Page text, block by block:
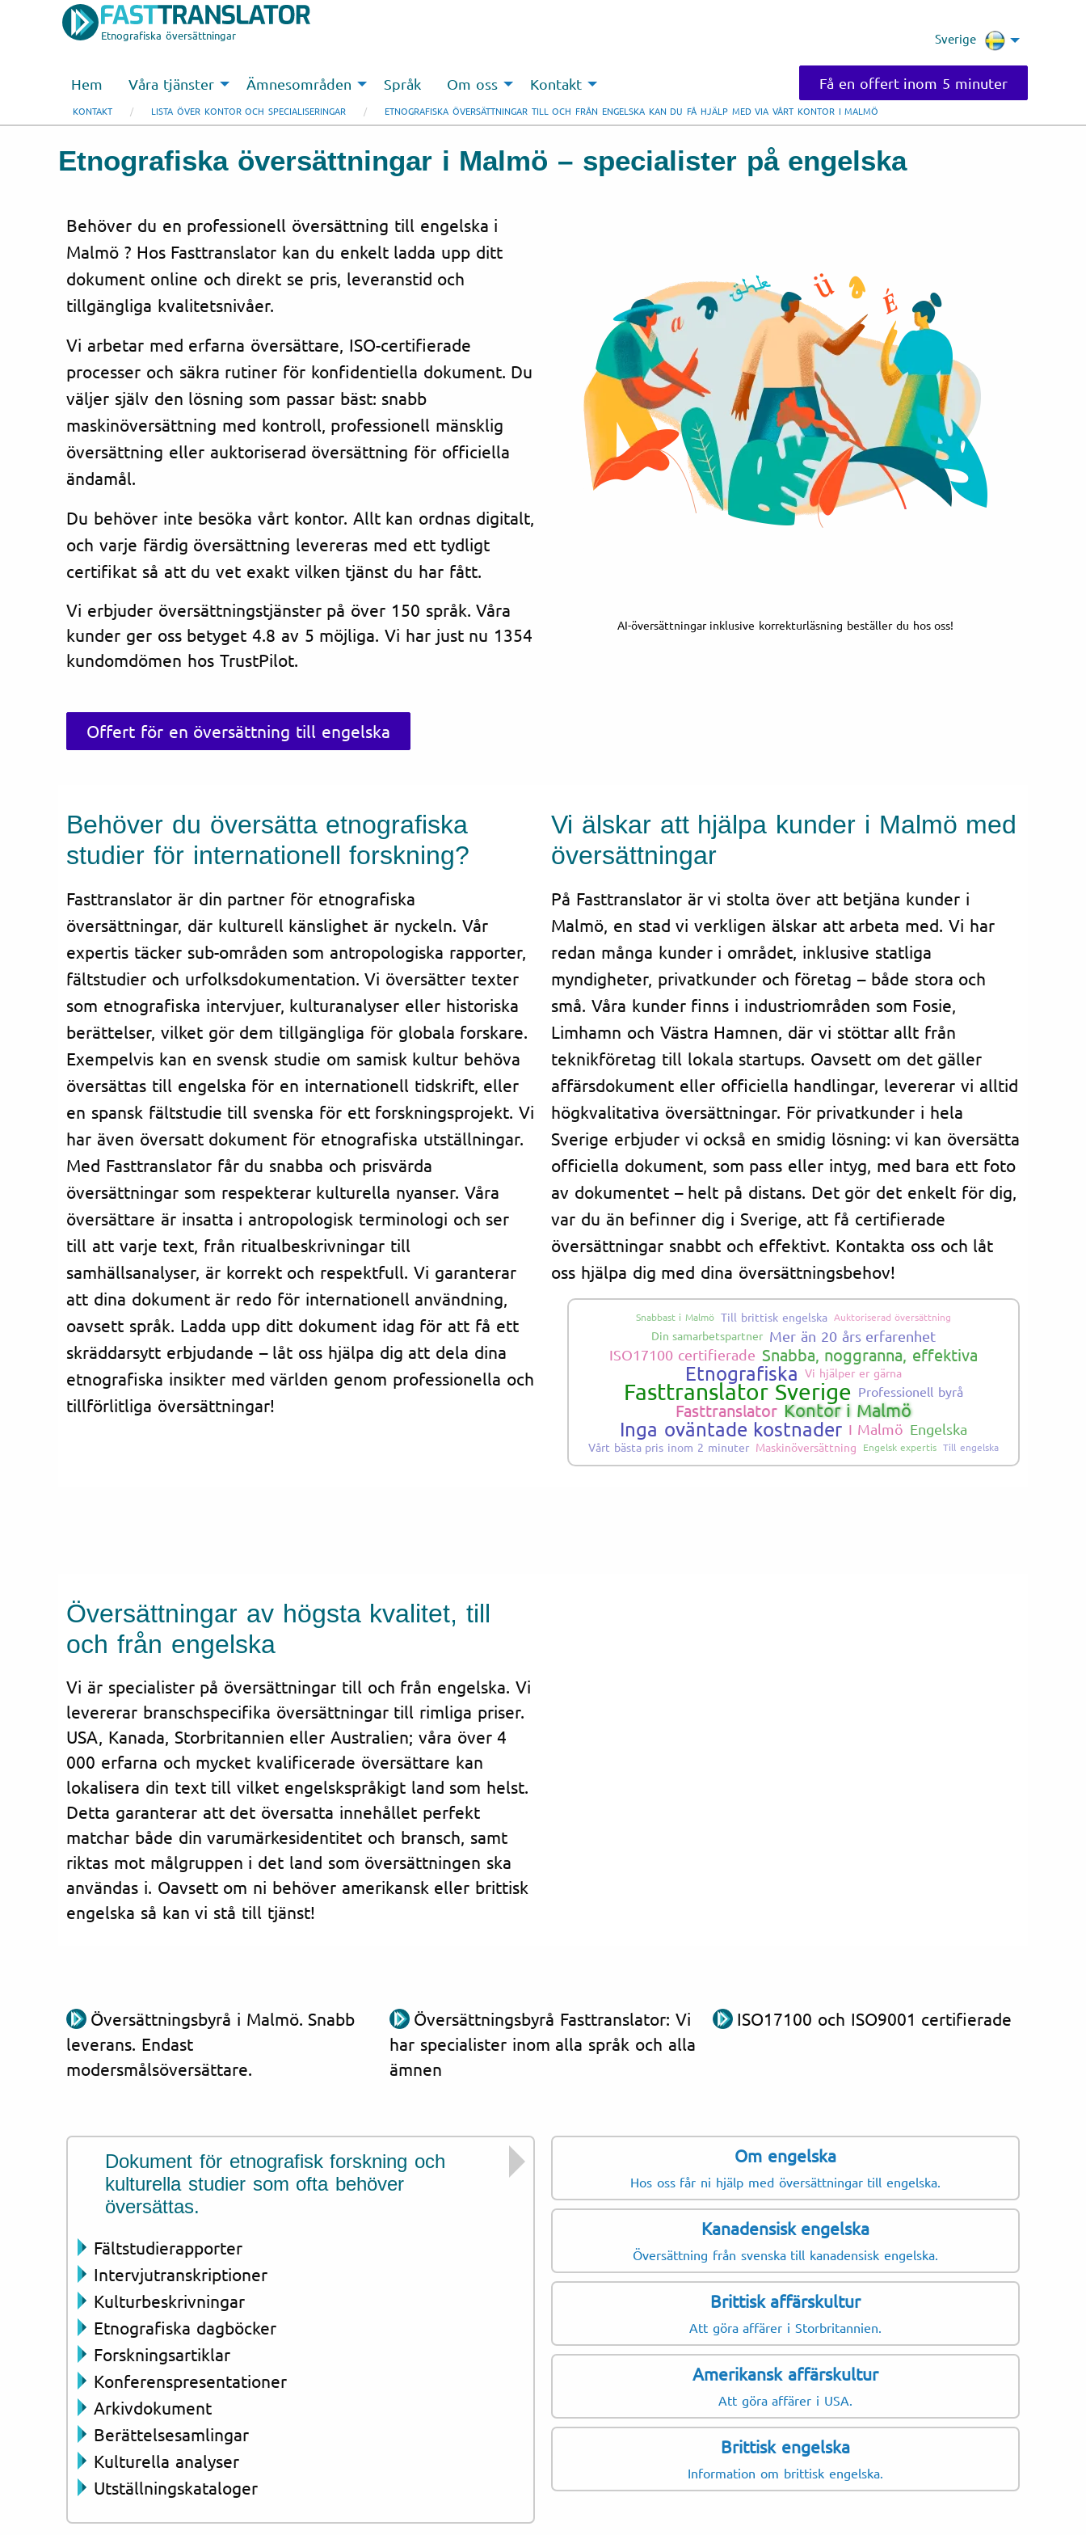
Etnografiska översättningar Sverige
Få en offert inom 5 minuter
Hem Våra tjänster Ämnesområden Språk Om oss Kontakt
KONTAKT LISTA ÖVER KONTOR OCH SPECIALISERINGAR ETNOGRAFISKA ÖVERSÄTTNINGAR TILL OCH FRÅN ENGELSKA KAN DU FÅ HJÄLP MED VIA VÅRT KONTOR I MALMÖ
Etnografiska översättningar i Malmö – specialister på engelska
Behöver du en professionell översättning till engelska i
Malmö ? Hos Fasttranslator kan du enkelt ladda upp ditt
dokument online och direkt se pris, leveranstid och
tillgängliga kvalitetsnivåer.
Vi arbetar med erfarna översättare, ISO-certifierade
processer och säkra rutiner för konfidentiella dokument. Du
väljer själv den lösning som passar bäst: snabb
maskinöversättning med kontroll, professionell mänsklig
översättning eller auktoriserad översättning för officiella
ändamål.
Du behöver inte besöka vårt kontor. Allt kan ordnas digitalt,
och varje färdig översättning levereras med ett tydligt
certifikat så att du vet exakt vilken tjänst du har fått.
Vi erbjuder översättningstjänster på över 150 språk. Våra
kunder ger oss betyget 4.8 av 5 möjliga. Vi har just nu 1354
kundomdömen hos TrustPilot.
Offert för en översättning till engelska
AI-översättningar inklusive korrekturläsning beställer du hos oss!
Behöver du översätta etnografiska
studier för internationell forskning?
Fasttranslator är din partner för etnografiska
översättningar, där kulturell känslighet är nyckeln. Vår
expertis täcker sub-områden som antropologiska rapporter,
fältstudier och urfolksdokumentation. Vi översätter texter
som etnografiska intervjuer, kulturanalyser eller historiska
berättelser, vilket gör dem tillgängliga för globala forskare.
Exempelvis kan en svensk studie om samisk kultur behöva
översättas till engelska för en internationell tidskrift, eller
en spansk fältstudie till svenska för ett forskningsprojekt. Vi
har även översatt dokument för etnografiska utställningar.
Med Fasttranslator får du snabba och prisvärda
översättningar som respekterar kulturella nyanser. Våra
översättare är insatta i antropologisk terminologi och ser
till att varje text, från ritualbeskrivningar till
samhällsanalyser, är korrekt och respektfull. Vi garanterar
att dina dokument är redo för internationell användning,
oavsett språk. Ladda upp ditt dokument idag för att få ett
skräddarsytt erbjudande – låt oss hjälpa dig att dela dina
etnografiska insikter med världen genom professionella och
tillförlitliga översättningar!
Vi älskar att hjälpa kunder i Malmö med
översättningar
På Fasttranslator är vi stolta över att betjäna kunder i
Malmö, en stad vi verkligen älskar att arbeta med. Vi har
redan många kunder i området, inklusive statliga
myndigheter, privatkunder och företag – både stora och
små. Våra kunder finns i industriområden som Fosie,
Limhamn och Västra Hamnen, där vi stöttar allt från
teknikföretag till lokala startups. Oavsett om det gäller
affärsdokument eller officiella handlingar, levererar vi alltid
högkvalitativa översättningar. För privatkunder i hela
Sverige erbjuder vi också en smidig lösning: vi kan översätta
officiella dokument, som pass eller intyg, med bara ett foto
av dokumentet – helt på distans. Det gör det enkelt för dig,
var du än befinner dig i Sverige, att få certifierade
översättningar snabbt och effektivt. Kontakta oss och låt
oss hjälpa dig med dina översättningsbehov!
Snabbast i Malmö Till brittisk engelska Auktoriserad översättning
Din samarbetspartner Mer än 20 års erfarenhet
ISO17100 certifierade Snabba, noggranna, effektiva
Etnografiska Vi hjälper er gärna
Fasttranslator Sverige Professionell byrå
Fasttranslator Kontor i Malmö
Inga oväntade kostnader I Malmö Engelska
Vårt bästa pris inom 2 minuter Maskinöversättning Engelsk expertis Till engelska
Översättningar av högsta kvalitet, till
och från engelska
Vi är specialister på översättningar till och från engelska. Vi
levererar branschspecifika översättningar till rimliga priser.
USA, Kanada, Storbritannien eller Australien; våra över 4
000 erfarna och mycket kvalificerade översättare kan
lokalisera din text till vilket engelskspråkigt land som helst.
Detta garanterar att det översatta innehållet perfekt
matchar både din varumärkesidentitet och bransch, samt
riktas mot målgruppen i det land som översättningen ska
användas i. Oavsett om ni behöver amerikansk eller brittisk
engelska så kan vi stå till tjänst!
Översättningsbyrå i Malmö. Snabb
leverans. Endast
modersmålsöversättare.
Översättningsbyrå Fasttranslator: Vi
har specialister inom alla språk och alla
ämnen
ISO17100 och ISO9001 certifierade
Dokument för etnografisk forskning och
kulturella studier som ofta behöver
översättas.
Fältstudierapporter
Intervjutranskriptioner
Kulturbeskrivningar
Etnografiska dagböcker
Forskningsartiklar
Konferenspresentationer
Arkivdokument
Berättelsesamlingar
Kulturella analyser
Utställningskataloger
Dokument för etnografisk forskning och
kulturella studier som ofta behöver
översättas.
Berättelsesamlingar
Kulturella analyser
Utställningskataloger
Samtyckesformulär
Metodbeskrivningar
Historiska redogörelser
Fotodokumentationstexter
Om engelska
Hos oss får ni hjälp med översättningar till engelska.
Kanadensisk engelska
Översättning från svenska till kanadensisk engelska.
Brittisk affärskultur
Att göra affärer i Storbritannien.
Amerikansk affärskultur
Att göra affärer i USA.
Brittisk engelska
Information om brittisk engelska.